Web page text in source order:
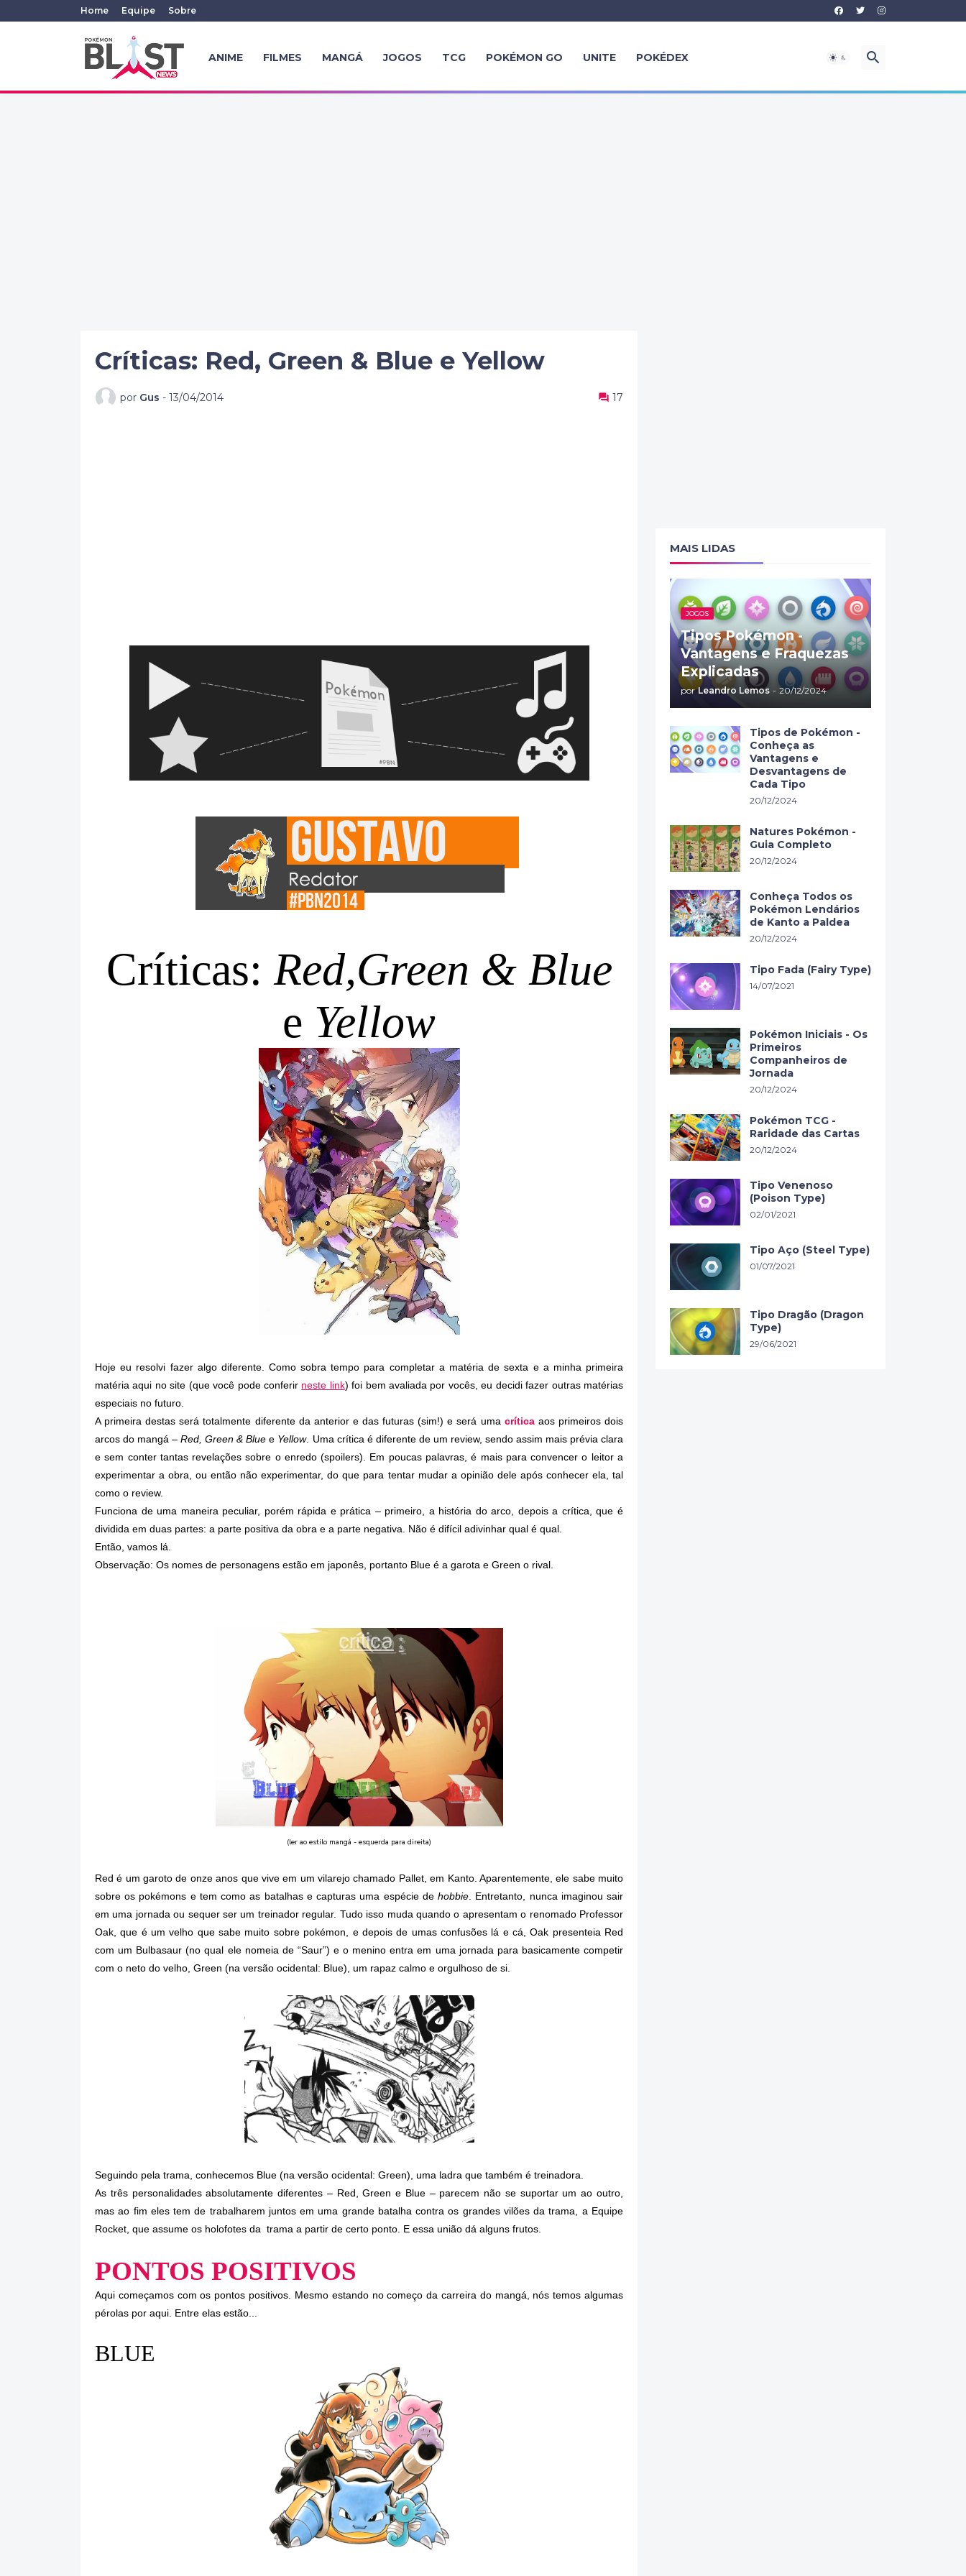
Home Equipe Sobre
ANIME FILMES MANGÁ JOGOS TCG POKÉMON GO UNITE POKÉDEX
Críticas: Red, Green & Blue e Yellow
por Gus - 13/04/2014 17
Críticas: Red,Green & Blue
e Yellow
Hoje eu resolvi fazer algo diferente. Como sobra tempo para completar a matéria de sexta e a minha primeira
matéria aqui no site (que você pode conferir neste link) foi bem avaliada por vocês, eu decidi fazer outras matérias
especiais no futuro.
A primeira destas será totalmente diferente da anterior e das futuras (sim!) e será uma crítica aos primeiros dois
arcos do mangá –Red, Green & Blue e Yellow. Uma crítica é diferente de um review, sendo assim mais prévia clara
e sem conter tantas revelações sobre o enredo (spoilers). Em poucas palavras, é mais para convencer o leitor a
experimentar a obra, ou então não experimentar, do que para tentar mudar a opinião dele após conhecer ela, tal
como o review.
Funciona de uma maneira peculiar, porém rápida e prática – primeiro, a história do arco, depois a crítica, que é
dividida em duas partes: a parte positiva da obra e a parte negativa. Não é difícil adivinhar qual é qual.
Então, vamos lá.
Observação: Os nomes de personagens estão em japonês, portanto Blue é a garota e Green o rival.
(ler ao estilo mangá - esquerda para direita)
Red é um garoto de onze anos que vive em um vilarejo chamado Pallet, em Kanto. Aparentemente, ele sabe muito
sobre os pokémons e tem como as batalhas e capturas uma espécie dehobbie . Entretanto, nunca imaginou sair
em uma jornada ou sequer ser um treinador regular. Tudo isso muda quando o apresentam o renomado Professor
Oak, que é um velho que sabe muito sobre pokémon, e depois de umas confusões lá e cá, Oak presenteia Red
com um Bulbasaur (no qual ele nomeia de “Saur”) e o menino entra em uma jornada para basicamente competir
com o neto do velho, Green (na versão ocidental: Blue), um rapaz calmo e orgulhoso de si.
Seguindo pela trama, conhecemos Blue (na versão ocidental: Green), uma ladra que também é treinadora.
As três personalidades absolutamente diferentes – Red, Green e Blue – parecem não se suportar um ao outro,
mas ao fim eles tem de trabalharem juntos em uma grande batalha contra os grandes vilões da trama, a Equipe
Rocket, que assume os holofotes da trama a partir de certo ponto. E essa união dá alguns frutos.
PONTOS POSITIVOS
Aqui começamos com os pontos positivos. Mesmo estando no começo da carreira do mangá, nós temos algumas
pérolas por aqui. Entre elas estão...
BLUE
MAIS LIDAS
JOGOS
Tipos Pokémon -
Vantagens e Fraquezas
Explicadas
por Leandro Lemos - 20/12/2024
Tipos de Pokémon -
Conheça as
Vantagens e
Desvantagens de
Cada Tipo
20/12/2024
Natures Pokémon -
Guia Completo
20/12/2024
Conheça Todos os
Pokémon Lendários
de Kanto a Paldea
20/12/2024
Tipo Fada (Fairy Type)
14/07/2021
Pokémon Iniciais - Os
Primeiros
Companheiros de
Jornada
20/12/2024
Pokémon TCG -
Raridade das Cartas
20/12/2024
Tipo Venenoso
(Poison Type)
02/01/2021
Tipo Aço (Steel Type)
01/07/2021
Tipo Dragão (Dragon
Type)
29/06/2021